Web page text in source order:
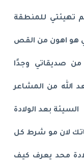
للمنطقة
هو اهون من القص
صديقاتي وجدًا
الله من المشاعر
السيئة بعد الولادة
لان مو شرط كل
محد يعرف كيف